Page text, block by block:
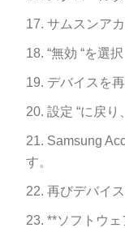
サムスンア
“無効 “を選択
デバイスを
設定 “に戻り
Samsung
す。
再びデバイ
**ソフトウェ